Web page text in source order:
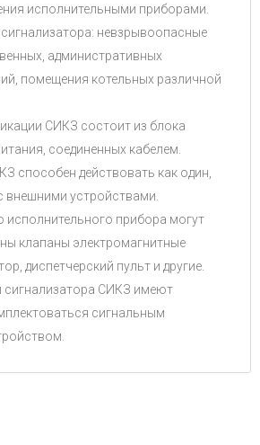
исполнительными приборами.
невзрывоопасные
административных
помещения котельных различной
СИКЗ состоит из блока
соединенных кабелем.
способен действовать как один,
внешними устройствами.
исполнительного прибора могут
клапаны электромагнитные
диспетчерский пульт и другие.
сигнализатора СИКЗ имеют
сигнальным